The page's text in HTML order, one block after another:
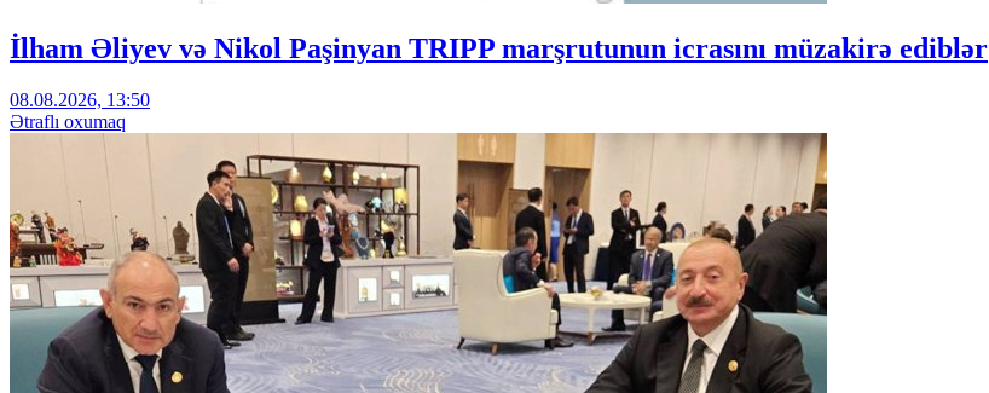
İlham Əliyev və Nikol Paşinyan TRIPP marşrutunun icrasını müzakirə ediblər
08.08.2026, 13:50
Ətraflı oxumaq